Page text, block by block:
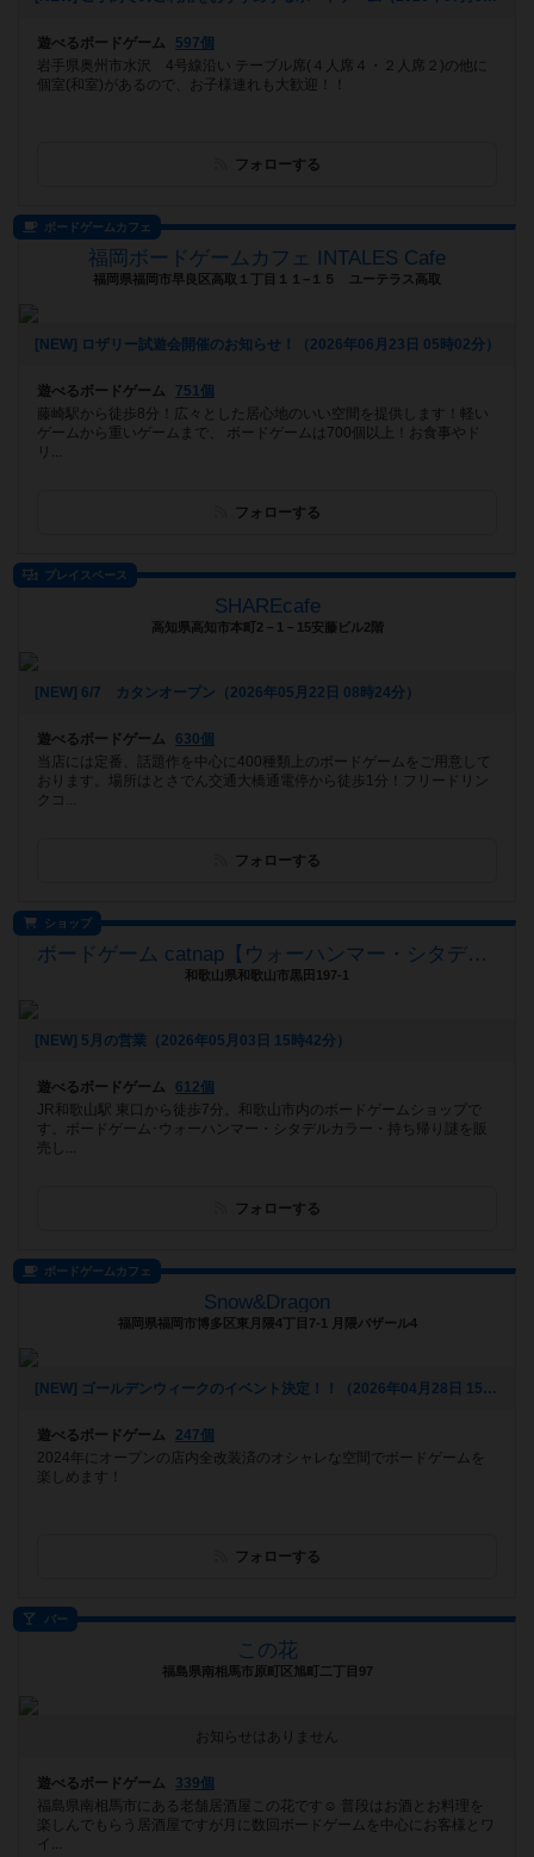
遊べるボードゲーム
597個
岩手県奥州市水沢 4号線沿い テーブル席(４人席４・２人席２)の他に
個室(和室)があるので、お子様連れも大歓迎！！
フォローする
ボードゲームカフェ
福岡ボードゲームカフェ INTALES Cafe
福岡県福岡市早良区高取１丁目１１−１５ ユーテラス高取
[NEW] ロザリー試遊会開催のお知らせ！（2026年06月23日 05時02分）
遊べるボードゲーム
751個
藤崎駅から徒歩8分！広々とした居心地のいい空間を提供します！軽い
ゲームから重いゲームまで、 ボードゲームは700個以上！お食事やド
リ...
フォローする
プレイスペース
SHAREcafe
高知県高知市本町2－1－15安藤ビル2階
[NEW] 6/7 カタンオープン（2026年05月22日 08時24分）
遊べるボードゲーム
630個
当店には定番、話題作を中心に400種類上のボードゲームをご用意して
おります。場所はとさでん交通大橋通電停から徒歩1分！フリードリン
クコ...
フォローする
ショップ
ボードゲーム catnap【ウォーハンマー・シタデルカラー取扱店】
和歌山県和歌山市黒田197-1
[NEW] 5月の営業（2026年05月03日 15時42分）
遊べるボードゲーム
612個
JR和歌山駅 東口から徒歩7分。和歌山市内のボードゲームショップで
す。ボードゲーム･ウォーハンマー・シタデルカラー・持ち帰り謎を販
売し...
フォローする
ボードゲームカフェ
Snow&Dragon
福岡県福岡市博多区東月隈4丁目7-1 月隈バザール4
[NEW] ゴールデンウィークのイベント決定！！（2026年04月28日 15時49分）
遊べるボードゲーム
247個
2024年にオープンの店内全改装済のオシャレな空間でボードゲームを
楽しめます！
フォローする
バー
この花
福島県南相馬市原町区旭町二丁目97
お知らせはありません
遊べるボードゲーム
339個
福島県南相馬市にある老舗居酒屋この花です☺️ 普段はお酒とお料理を
楽しんでもらう居酒屋ですが月に数回ボードゲームを中心にお客様とワ
イ...